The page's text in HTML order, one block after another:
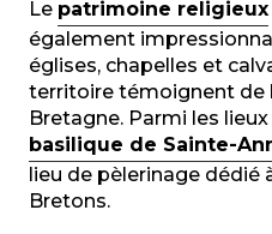
Le patrimoine religieux
également
églises, chapelles et
territoire témoignent de
Bretagne. Parmi les
basilique de Sainte-
lieu de pèlerinage dédié
Bretons.